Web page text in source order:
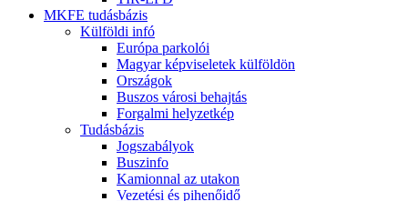
MKFE tudásbázis
Külföldi infó
Európa parkolói
Magyar képviseletek külföldön
Országok
Buszos városi behajtás
Forgalmi helyzetkép
Tudásbázis
Jogszabályok
Buszinfo
Kamionnal az utakon
Vezetési és pihenőidő